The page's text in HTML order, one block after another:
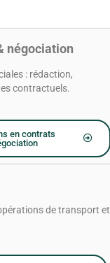
négociation
: rédaction,
contractuels.
en contrats
de transport et